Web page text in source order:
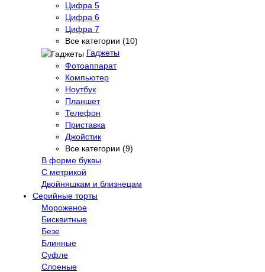
Цифра 5
Цифра 6
Цифра 7
Все категории (10)
Гаджеты
Фотоаппарат
Компьютер
Ноутбук
Планшет
Телефон
Приставка
Джойстик
Все категории (9)
В форме буквы
С метрикой
Двойняшкам и близнецам
Серийные торты
Мороженое
Бисквитные
Безе
Блинные
Суфле
Слоеные